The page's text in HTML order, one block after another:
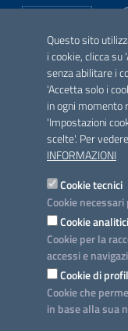
Questo sito
i cookie, clicca
senza abilitare i
'Accetta solo i
in ogni momento
'Impostazioni
scelte'. Per
INFORMAZIONI
Cookie tecnici
Cookie
Cookie analitici
Cookie per la
accessi e
Cookie di
Cookie che
in base alla sua
SEGUICI SU
FacebookTwitter